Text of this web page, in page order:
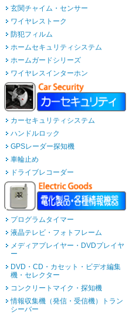
玄関チャイム・センサー
ワイヤレストーク
防犯フィルム
ホームセキュリティシステム
ホームガードシリーズ
ワイヤレスインターホン
カーセキュリティシステム
ハンドルロック
GPSレーダー探知機
車輪止め
ドライブレコーダー
プログラムタイマー
液晶テレビ・フォトフレーム
メディアプレイヤー・DVDプレイヤ
ー
DVD・CD・カセット・ビデオ編集
機・セレクター
コンクリートマイク・探知機
情報収集機（発信・受信機）トラン
シーバー